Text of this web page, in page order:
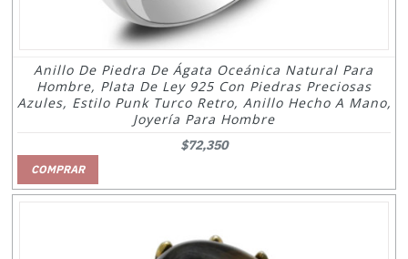
Anillo De Piedra De Ágata Oceánica Natural Para
Hombre, Plata De Ley 925 Con Piedras Preciosas
Azules, Estilo Punk Turco Retro, Anillo Hecho A Mano,
Joyería Para Hombre
$72,350
COMPRAR